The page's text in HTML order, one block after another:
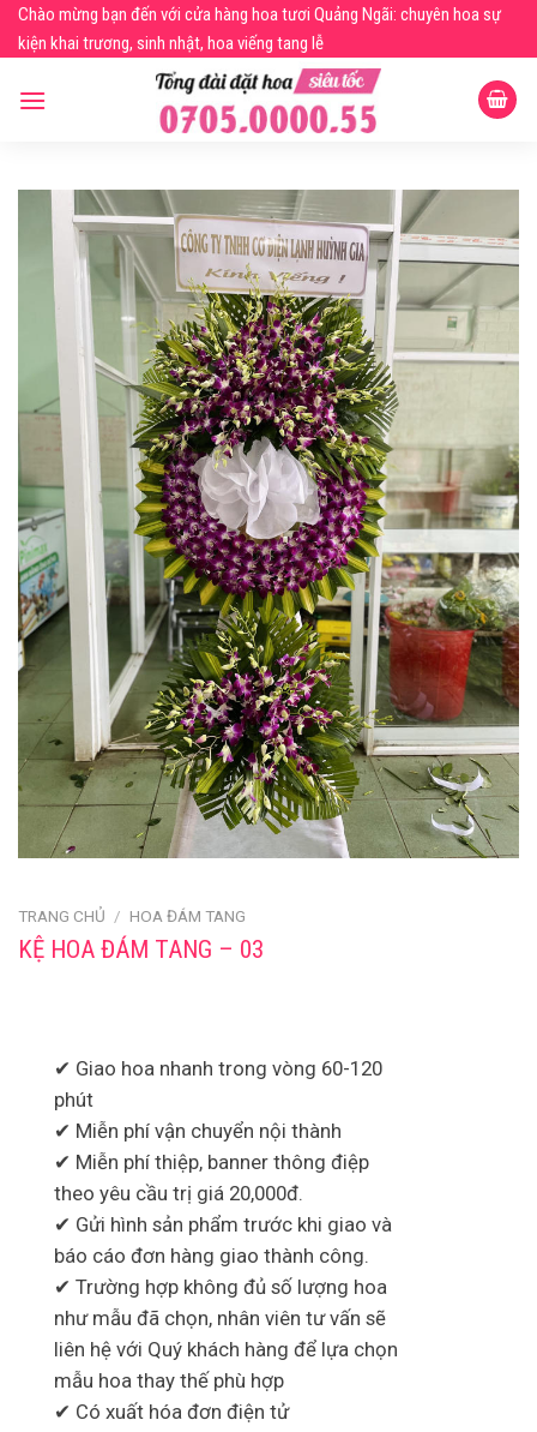
SkipChào mừng bạn đến với cửa hàng hoa tươi Quảng Ngãi: chuyên hoa sự
kiện khai trương, sinh nhật, hoa viếng tang lễ
TRANG CHỦ / HOA ĐÁM TANG
KỆ HOA ĐÁM TANG – 03
✔ Giao hoa nhanh trong vòng 60-120
phút
✔ Miễn phí vận chuyển nội thành
✔ Miễn phí thiệp, banner thông điệp
theo yêu cầu trị giá 20,000đ.
✔ Gửi hình sản phẩm trước khi giao và
báo cáo đơn hàng giao thành công.
✔ Trường hợp không đủ số lượng hoa
như mẫu đã chọn, nhân viên tư vấn sẽ
liên hệ với Quý khách hàng để lựa chọn
mẫu hoa thay thế phù hợp
✔ Có xuất hóa đơn điện tử